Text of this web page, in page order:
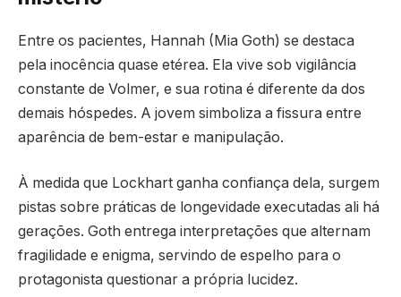
Entre os pacientes, Hannah (Mia Goth) se destaca
pela inocência quase etérea. Ela vive sob vigilância
constante de Volmer, e sua rotina é diferente da dos
demais hóspedes. A jovem simboliza a fissura entre
aparência de bem-estar e manipulação.
À medida que Lockhart ganha confiança dela, surgem
pistas sobre práticas de longevidade executadas ali há
gerações. Goth entrega interpretações que alternam
fragilidade e enigma, servindo de espelho para o
protagonista questionar a própria lucidez.